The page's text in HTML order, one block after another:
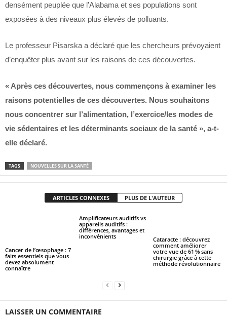
densément peuplée que l’Alabama et ses populations sont
exposées à des niveaux plus élevés de polluants.
Le professeur Pisarska a déclaré que les chercheurs prévoyaient
d’enquêter plus avant sur les raisons de ces découvertes.
« Après ces découvertes, nous commençons à examiner les
raisons potentielles de ces découvertes. Nous souhaitons
nous concentrer sur l’alimentation, l’exercice/les modes de
vie sédentaires et les déterminants sociaux de la santé », a-t-
elle déclaré.
TAGS NOUVELLES SUR LA SANTÉ
ARTICLES CONNEXES PLUS DE L'AUTEUR
Cancer de l’œsophage : 7
faits essentiels que vous
devez absolument
connaître
Amplificateurs auditifs vs
appareils auditifs :
différences, avantages et
inconvénients
Cataracte : découvrez
comment améliorer
votre vue de 61 % sans
chirurgie grâce à cette
méthode révolutionnaire
LAISSER UN COMMENTAIRE